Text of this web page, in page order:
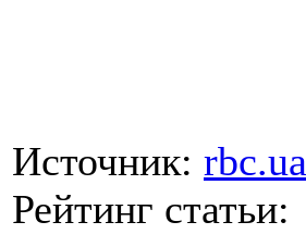
Источник: rbc.ua
Рейтинг статьи: